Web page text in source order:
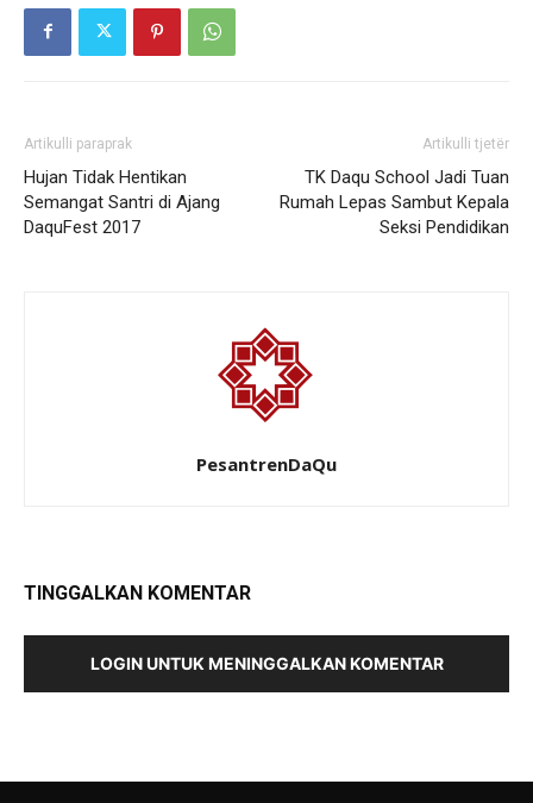
Artikulli paraprak
Hujan Tidak Hentikan
Semangat Santri di Ajang
DaquFest 2017
Artikulli tjetër
TK Daqu School Jadi Tuan
Rumah Lepas Sambut Kepala
Seksi Pendidikan
PesantrenDaQu
TINGGALKAN KOMENTAR
LOGIN UNTUK MENINGGALKAN KOMENTAR